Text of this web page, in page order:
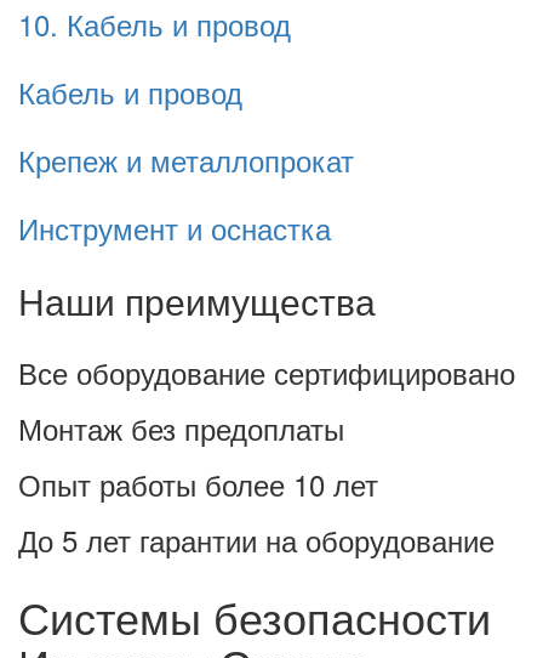
10. Кабель и провод
Кабель и провод
Крепеж и металлопрокат
Инструмент и оснастка
Наши преимущества
Все оборудование сертифицировано
Монтаж без предоплаты
Опыт работы более 10 лет
До 5 лет гарантии на оборудование
Системы безопасности